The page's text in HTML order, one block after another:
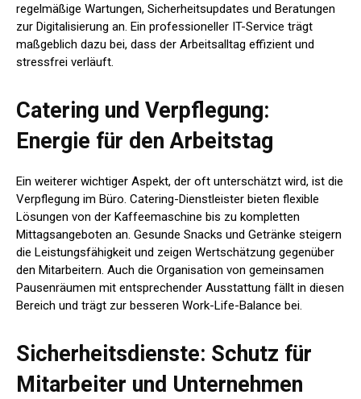
regelmäßige Wartungen, Sicherheitsupdates und Beratungen
zur Digitalisierung an. Ein professioneller IT-Service trägt
maßgeblich dazu bei, dass der Arbeitsalltag effizient und
stressfrei verläuft.
Catering und Verpflegung:
Energie für den Arbeitstag
Ein weiterer wichtiger Aspekt, der oft unterschätzt wird, ist die
Verpflegung im Büro. Catering-Dienstleister bieten flexible
Lösungen von der Kaffeemaschine bis zu kompletten
Mittagsangeboten an. Gesunde Snacks und Getränke steigern
die Leistungsfähigkeit und zeigen Wertschätzung gegenüber
den Mitarbeitern. Auch die Organisation von gemeinsamen
Pausenräumen mit entsprechender Ausstattung fällt in diesen
Bereich und trägt zur besseren Work-Life-Balance bei.
Sicherheitsdienste: Schutz für
Mitarbeiter und Unternehmen